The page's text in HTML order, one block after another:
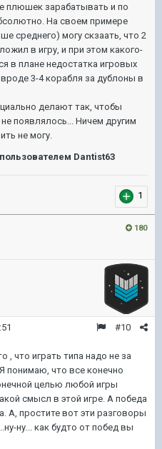
плюшек зарабатывать и по
На своем примере
среднего) могу скзаать, что 2
в игру, и при этом какого-
в плане недостатка игровых
3-4 корабля за дублоны в
делают так, чтобы
появлялось... Ничем другим
не могу.
пользователем Dantist63
1
180
#10
, что играть типа надо не за
понимаю, что все конечно
целью любой игры
смысл в этой игре. А победа
А, простите вот эти разговоры
ну... как будто от побед вы